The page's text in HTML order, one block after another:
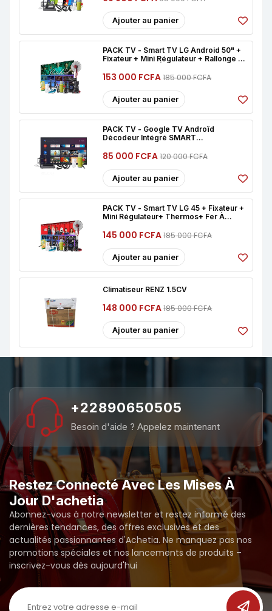
Ajouter au panier
PACK TV - Smart TV LG Android 50" +
Fixateur + Mini Régulateur + Rallonge +
Baffles + Ventilateur À Commande + Jus
153 000 FCFA185 000 FCFA
Ajouter au panier
PACK TV - Google TV Androïd
Décodeur Intégré SMART
Régulateur + Pose Décodeur +
85 000 FCFA120 000 FCFA
Ajouter au panier
PACK TV - Smart TV LG 45 + Fixateur +
Mini Régulateur+ Thermos+ Fer À
Ventilateur À Commande+4 Jus De Fruit
145 000 FCFA185 000 FCFA
Ajouter au panier
Climatiseur RENZ 1.5CV
148 000 FCFA185 000 FCFA
Ajouter au panier
Restez Connecté Avec Les Mises À
Jour D'achetia
Abonnez-vous à notre newsletter et restez informé des
dernières tendances, des offres exclusives et des
actualités passionnantes d'Achetia. Ne manquez pas nos
promotions spéciales et nos lancements de produits –
inscrivez-vous dès aujourd'hui
+22890650505
Besoin d'aide ? Appelez maintenant